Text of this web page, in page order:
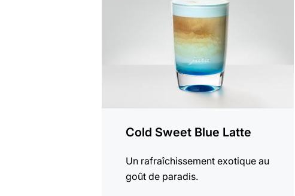
Cold Sweet Blue Latte
Un rafraîchissement exotique au
goût de paradis.